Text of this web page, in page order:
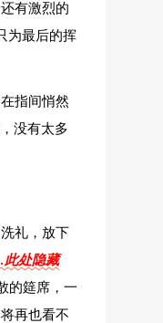
有激烈的
为最后的挥
指间悄然
没有太多
礼，放下
处隐藏
的筵席，一
再也看不